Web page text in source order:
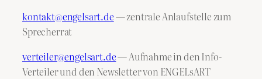
kontakt@engelsart.de— zentrale Anlaufstelle zum
Sprecherrat
verteiler@engelsart.de— Aufnahme in den Info-
Verteiler und den Newsletter von ENGELsART